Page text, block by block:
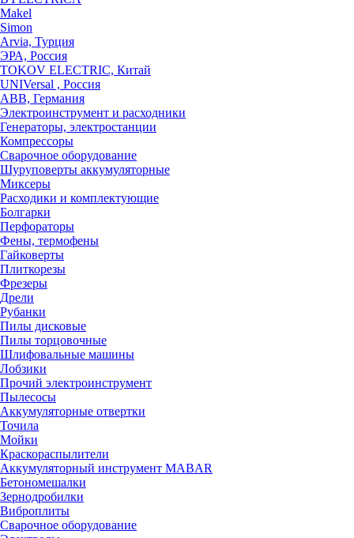
Makel
Simon
Arvia, Турция
ЭРА, Россия
TOKOV ELECTRIC, Китай
UNIVersal , Россия
ABB, Германия
Электроинструмент и расходники
Генераторы, электростанции
Компрессоры
Сварочное оборудование
Шуруповерты аккумуляторные
Миксеры
Расходики и комплектующие
Болгарки
Перфораторы
Фены, термофены
Гайковерты
Плиткорезы
Фрезеры
Дрели
Рубанки
Пилы дисковые
Пилы торцовочные
Шлифовальные машины
Лобзики
Прочий электроинструмент
Пылесосы
Аккумуляторные отвертки
Точила
Мойки
Краскораспылители
Аккумуляторный инструмент MABAR
Бетономешалки
Зернодробилки
Виброплиты
Сварочное оборудование